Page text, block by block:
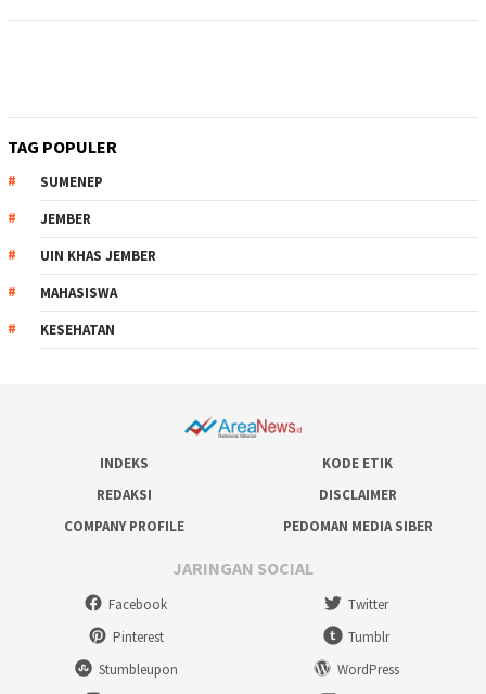
TAG POPULER
SUMENEP
JEMBER
UIN KHAS JEMBER
MAHASISWA
KESEHATAN
INDEKS
KODE ETIK
REDAKSI
DISCLAIMER
COMPANY PROFILE
PEDOMAN MEDIA SIBER
JARINGAN SOCIAL
Facebook
Twitter
Pinterest
Tumblr
Stumbleupon
WordPress